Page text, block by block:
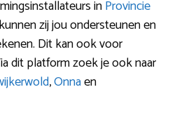
inProvincie
zij jou ondersteunen en
Dit kan ook voor
dit platform zoek je ook naar
,Onnaen